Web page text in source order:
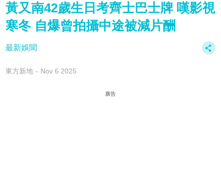
黃又南42歲生日考齊士巴士牌 嘆影視
寒冬 自爆曾拍攝中途被減片酬
最新娛聞
東方新地 Nov 6 2025
廣告